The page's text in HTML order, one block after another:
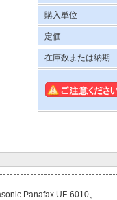
購入単位
定価
在庫数または納期
Panafax UF-6010、